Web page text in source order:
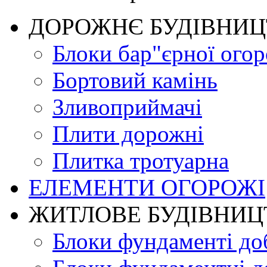
ДОРОЖНЄ
Блоки бар"єрної
Бортовий камінь
Зливоприймачі
Плити дорожні
Плитка тротуарна
ЕЛЕМЕНТИ ОГОРОЖІ
ЖИТЛОВЕ
Блоки фундаменті